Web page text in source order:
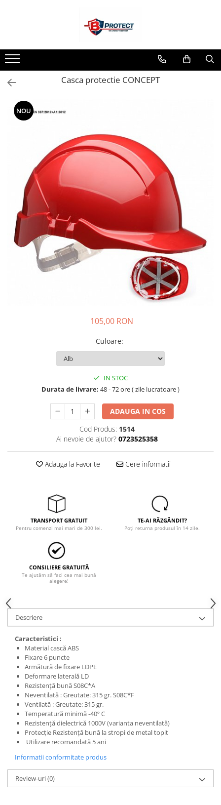
Atomizoare si pulverizatoare
Atomizoare
Pulverizatoare
Aspiratoare , suflante si tocatoare
Masini spalat cu presiune
Scule si unelte gradina
Diverse
Drujbe
Accesorii drujbe
Drujbe electrice
Drujbe termice
Echipamente medicale
Echipamente PSI
Generatoare si unelte pentru
Accesorii motocoase
Foarfece de tuns gard viu si
Masini si tractorase de tuns
Mănuși protecție
Pompe apa
Motopompe
Pompe de suprafata
Pompe submersibile
Prim ajutor
Protecția capului
Căști
Protecția ochilor
Protecția respirației
Protecția urechilor
Scule de mana
Capsatoare , multifuncionale si
pistoale silicon
Chei si truse chei
Ciocane , clesti si foarfeci
Debitare gresie / faianta si geamuri
Echipamente atelier
Fierastraie si topoare
Casca protectie CONCEPT
NOU
105,00 RON
Culoare:
IN STOC
Durata de livrare: 48 - 72 ore ( zile lucratoare )
ADAUGA IN COS
Cod Produs: 1514
Ai nevoie de ajutor? 0723525358
Adauga la Favorite Cere informatii
TRANSPORT GRATUIT
Pentru comenzi mai mari de 300 lei.
TE-AI RĂZGÂNDIT?
Poți returna produsul în 14 zile.
CONSILIERE GRATUITĂ
Te ajutăm să faci cea mai bună
alegere!
Descriere
Caracteristici :
Material cască ABS
Fixare 6 puncte
Armătură de fixare LDPE
Deformare laterală LD
Rezistenţă bună S08C*A
Neventilată : Greutate: 315 gr. S08C*F
Ventilată : Greutate: 315 gr.
Temperatură minimă -40º C
Rezistenţă dielectrică 1000V (varianta neventilată)
Protecţie Rezistenţă bună la stropi de metal topit
Utilizare recomandată 5 ani
Informatii conformitate produs
Review-uri(0)